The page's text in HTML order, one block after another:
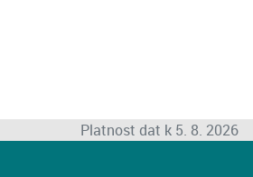
Platnost dat k 5. 8. 2026